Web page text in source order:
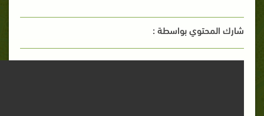
شارك المحتوي بواسطة :